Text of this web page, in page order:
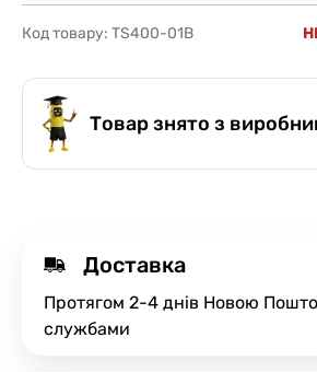
Код товару: TS400-01B
Товар знято з
Доставка
Протягом 2-4 днів Новою
службами